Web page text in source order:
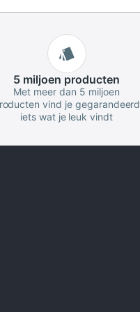
5 miljoen producten
Met meer dan 5 miljoen
vind je gegarandeerd
iets wat je leuk vindt